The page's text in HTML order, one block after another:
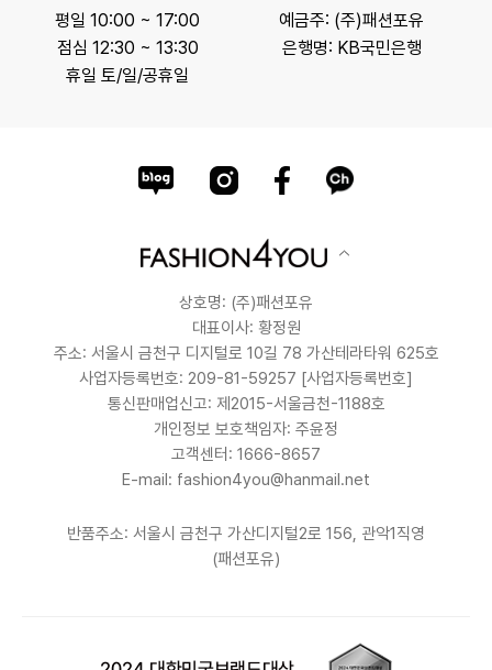
평일 10:00 ~ 17:00
점심 12:30 ~ 13:30
휴일 토/일/공휴일
예금주: (주)패션포유
은행명: KB국민은행
상호명: (주)패션포유
대표이사: 황정원
주소: 서울시 금천구 디지털로 10길 78 가산테라타워 625호
사업자등록번호: 209-81-59257 [사업자등록번호]
통신판매업신고: 제2015-서울금천-1188호
개인정보 보호책임자: 주윤정
고객센터: 1666-8657
E-mail: fashion4you@hanmail.net
반품주소: 서울시 금천구 가산디지털2로 156, 관악1직영
(패션포유)